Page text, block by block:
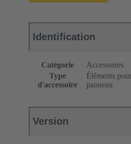
Identification
Catégorie
Accessoires
Type
d'accessoire
Éléments
panneau
Version